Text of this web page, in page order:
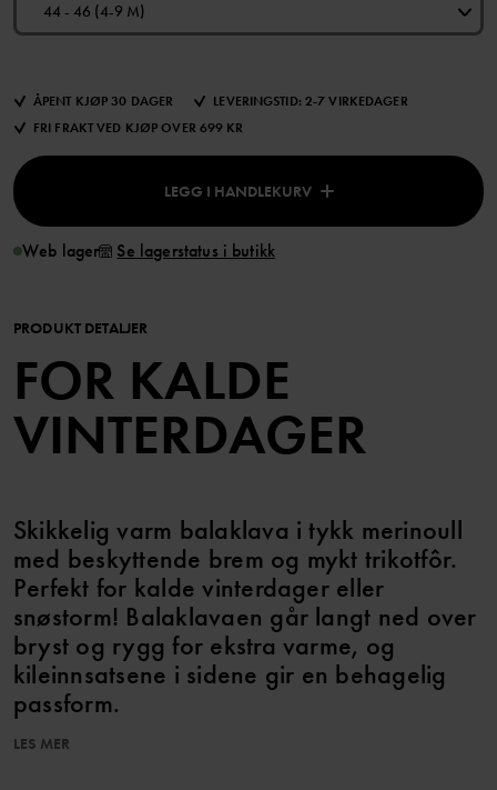
44 - 46 (4-9 M)
ÅPENT KJØP 30 DAGER
LEVERINGSTID: 2-7 VIRKEDAGER
FRI FRAKT VED KJØP OVER 699 KR
LEGG I HANDLEKURV
Web lager Se lagerstatus i butikk
PRODUKT DETALJER
FOR KALDE
VINTERDAGER
Skikkelig varm balaklava i tykk merinoull
med beskyttende brem og mykt trikotfôr.
Perfekt for kalde vinterdager eller
snøstorm! Balaklavaen går langt ned over
bryst og rygg for ekstra varme, og
kileinnsatsene i sidene gir en behagelig
passform.
Varenummer
LES MER